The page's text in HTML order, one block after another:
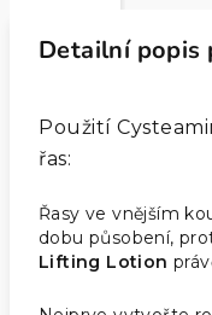
Detailní popis
Použití
řas:
Řasy ve vnějším
dobu působení,
Lifting Lotion